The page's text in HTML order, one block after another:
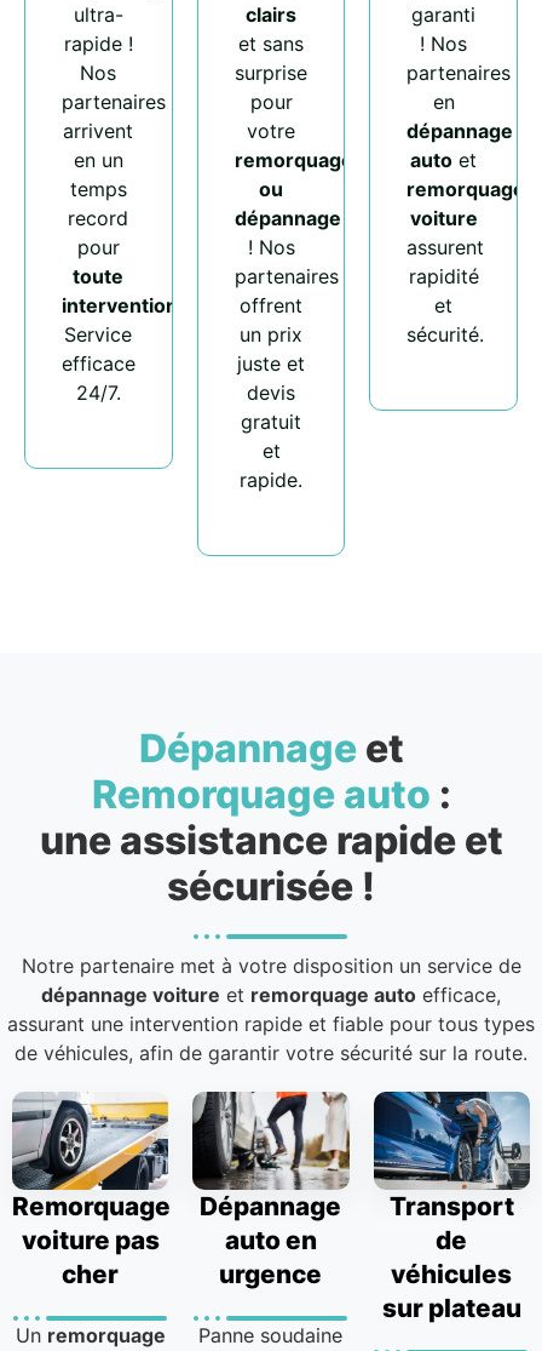
ultra-
rapide !
Nos
partenaires
arrivent
en un
temps
record
pour
toute
intervention
Service
efficace
24/7.
clairs
et sans
surprise
pour
votre
remorquage
ou
dépannage
! Nos
partenaires
offrent
un prix
juste et
devis
gratuit
et
rapide.
garanti
! Nos
partenaires
en
dépannage
auto et
remorquage
voiture
assurent
rapidité
et
sécurité.
Dépannageet
Remorquage auto :
une assistance rapide et
sécurisée !
Notre partenaire met à votre disposition un service de
dépannage voiture et remorquage auto efficace,
assurant une intervention rapide et fiable pour tous types
de véhicules, afin de garantir votre sécurité sur la route.
Remorquage
voiture pas
cher
Un remorquage
Dépannage
auto en
urgence
Panne soudaine
Transport
de
véhicules
sur plateau